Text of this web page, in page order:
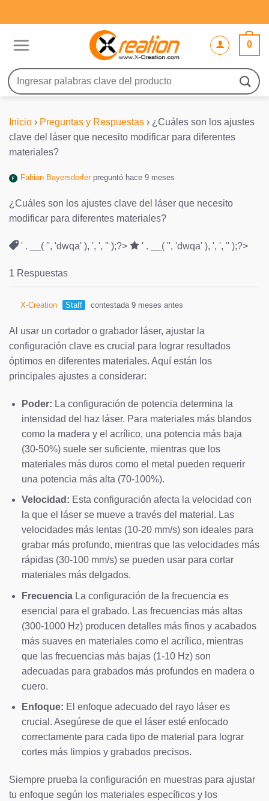
al
0
Buscar
por:
Inicio › Preguntas y Respuestas › ¿Cuáles son los ajustes
clave del láser que necesito modificar para diferentes
materiales?
Fabian Bayersdorferpreguntó hace 9 meses
¿Cuáles son los ajustes clave del láser que necesito
modificar para diferentes materiales?
' . __( '', 'dwqa' ), ', ', '' );?> ' . __( '', 'dwqa' ), ', ', '' );?>
1 Respuestas
X-Creation Staff contestada 9 meses antes
Al usar un cortador o grabador láser, ajustar la
configuración clave es crucial para lograr resultados
óptimos en diferentes materiales. Aquí están los
principales ajustes a considerar:
Poder: La configuración de potencia determina la
intensidad del haz láser. Para materiales más blandos
como la madera y el acrílico, una potencia más baja
(30-50%) suele ser suficiente, mientras que los
materiales más duros como el metal pueden requerir
una potencia más alta (70-100%).
Velocidad: Esta configuración afecta la velocidad con
la que el láser se mueve a través del material. Las
velocidades más lentas (10-20 mm/s) son ideales para
grabar más profundo, mientras que las velocidades más
rápidas (30-100 mm/s) se pueden usar para cortar
materiales más delgados.
FrecuenciaLa configuración de la frecuencia es
esencial para el grabado. Las frecuencias más altas
(300-1000 Hz) producen detalles más finos y acabados
más suaves en materiales como el acrílico, mientras
que las frecuencias más bajas (1-10 Hz) son
adecuadas para grabados más profundos en madera o
cuero.
Enfoque: El enfoque adecuado del rayo láser es
crucial. Asegúrese de que el láser esté enfocado
correctamente para cada tipo de material para lograr
cortes más limpios y grabados precisos.
Siempre prueba la configuración en muestras para ajustar
tu enfoque según los materiales específicos y los